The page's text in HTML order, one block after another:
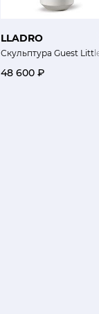
LLADRO
Скульптура Guest
48 600 ₽